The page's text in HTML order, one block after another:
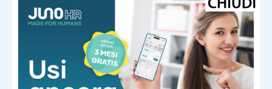
Ultima ora
Si tuffa e non riemerge più, militare
Usa morto nel lago di Barcis:
prestava servizio alla base di Aviano